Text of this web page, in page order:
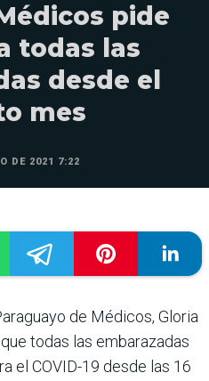
pide
todas las
desde el
mes
DE 2021 7:22
de Médicos, Gloria
todas las embarazadas
el COVID-19 desde las 16